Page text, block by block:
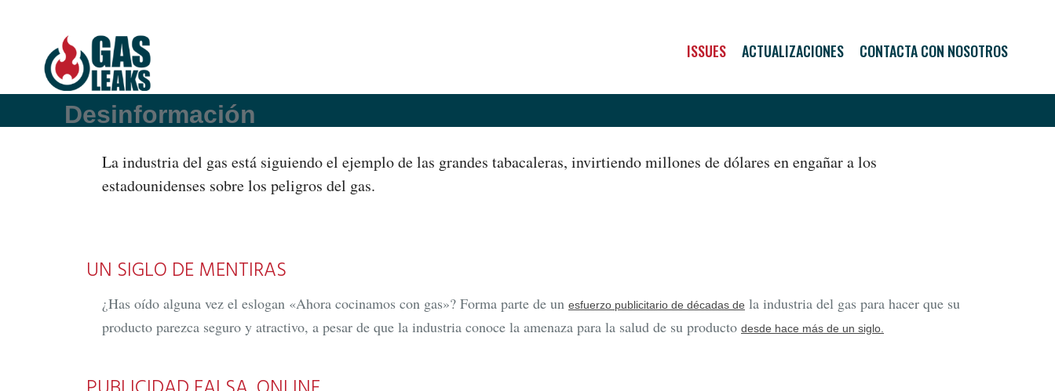
ISSUES ACTUALIZACIONES CONTACTA CON NOSOTROS
Desinformación
La industria del gas está siguiendo el ejemplo de las grandes tabacaleras, invirtiendo millones de dólares en engañar a los
estadounidenses sobre los peligros del gas.
UN SIGLO DE MENTIRAS
¿Has oído alguna vez el eslogan «Ahora cocinamos con gas»? Forma parte de un esfuerzo publicitario de décadas de la industria del gas para hacer que su
producto parezca seguro y atractivo, a pesar de que la industria conoce la amenaza para la salud de su producto desde hace más de un siglo.